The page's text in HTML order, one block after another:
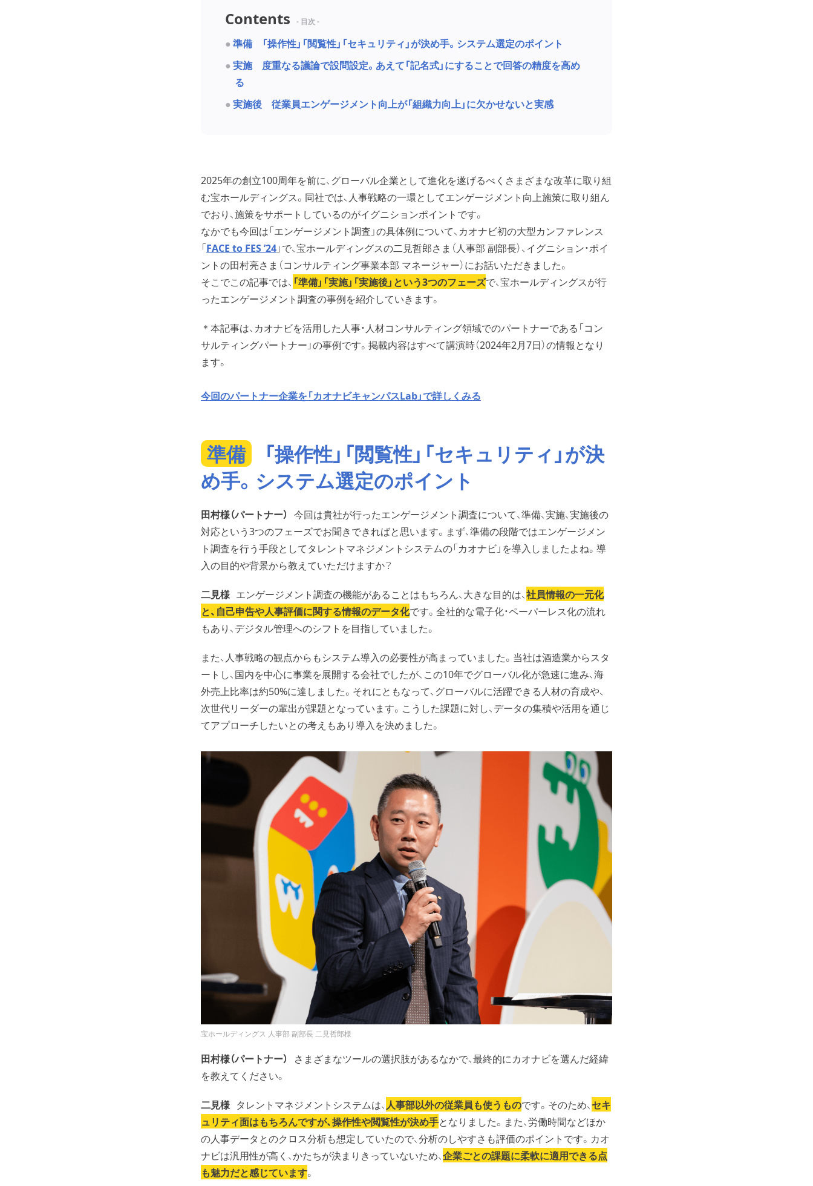
Contents - 目次 -
準備 「操作性」「閲覧性」「セキュリティ」が決め手。システム選定のポイント
実施 度重なる議論で設問設定。あえて「記名式」にすることで回答の精度を高め
る
実施後 従業員エンゲージメント向上が「組織力向上」に欠かせないと実感
2025年の創立100周年を前に、グローバル企業として進化を遂げるべくさまざまな改革に取り組
む宝ホールディングス。同社では、人事戦略の一環としてエンゲージメント向上施策に取り組ん
でおり、施策をサポートしているのがイグニションポイントです。
なかでも今回は「エンゲージメント調査」の具体例について、カオナビ初の大型カンファレンス
「FACE to FES ’24」で、宝ホールディングスの二見哲郎さま（人事部 副部長）、イグニション・ポイ
ントの田村亮さま（コンサルティング事業本部 マネージャー）にお話いただきました。
そこでこの記事では、 「準備」「実施」「実施後」という3つのフェーズで、宝ホールディングスが行
ったエンゲージメント調査の事例を紹介していきます。
＊本記事は、カオナビを活用した人事・人材コンサルティング領域でのパートナーである「コン
サルティングパートナー」の事例です。掲載内容はすべて講演時（2024年2月7日）の情報となり
ます。
今回のパートナー企業を「カオナビキャンパスLab」で詳しくみる
準備
「操作性」「閲覧性」「セキュリティ」が決
め手。システム選定のポイント
田村様（パートナー） 今回は貴社が行ったエンゲージメント調査について、準備、実施、実施後の
対応という3つのフェーズでお聞きできればと思います。まず、準備の段階ではエンゲージメン
ト調査を行う手段としてタレントマネジメントシステムの「カオナビ」を導入しましたよね。導
入の目的や背景から教えていただけますか？
二見様 エンゲージメント調査の機能があることはもちろん、大きな目的は、社員情報の一元化
と、自己申告や人事評価に関する情報のデータ化です。全社的な電子化・ペーパーレス化の流れ
もあり、デジタル管理へのシフトを目指していました。
また、人事戦略の観点からもシステム導入の必要性が高まっていました。当社は酒造業からスタ
ートし、国内を中心に事業を展開する会社でしたが、この10年でグローバル化が急速に進み、海
外売上比率は約50%に達しました。それにともなって、グローバルに活躍できる人材の育成や、
次世代リーダーの輩出が課題となっています。こうした課題に対し、データの集積や活用を通じ
てアプローチしたいとの考えもあり導入を決めました。
宝ホールディングス 人事部 副部長 二見哲郎様
田村様（パートナー）
さまざまなツールの選択肢があるなかで、最終的にカオナビを選んだ経緯
を教えてください。
二見様 タレントマネジメントシステムは、 人事部以外の従業員も使うものです。そのため、セキ
ュリティ面はもちろんですが、操作性や閲覧性が決め手となりました。また、労働時間などほか
の人事データとのクロス分析も想定していたので、分析のしやすさも評価のポイントです。カオ
ナビは汎用性が高く、かたちが決まりきっていないため、企業ごとの課題に柔軟に適用できる点
も魅力だと感じています。